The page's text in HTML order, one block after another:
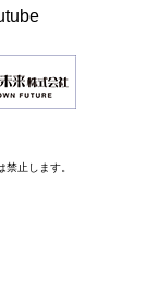
止します。